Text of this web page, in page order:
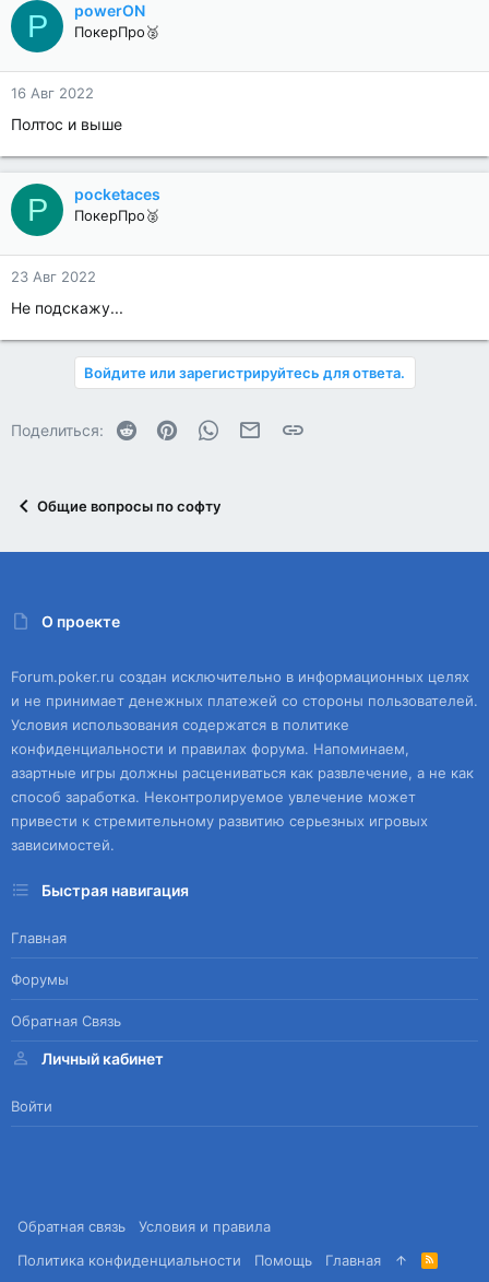
P powerON
ПокерПро🥈
16 Авг 2022
Полтос и выше
P pocketaces
ПокерПро🥈
23 Авг 2022
Не подскажу...
Войдите или зарегистрируйтесь для ответа.
Поделиться: Reddit PinterestWhatsAppЭлектронная почта
Ссылка
Общие вопросы по софту
О проекте
Forum.poker.ru создан исключительно в информационных целях
и не принимает денежных платежей со стороны пользователей.
Условия использования содержатся в политике
конфиденциальности и правилах форума. Напоминаем,
азартные игры должны расцениваться как развлечение, а не как
способ заработка. Неконтролируемое увлечение может
привести к стремительному развитию серьезных игровых
зависимостей.
Быстрая навигация
Главная
Форумы
Обратная Связь
Личный кабинет
Войти
Обратная связь
Условия и правила
Политика конфиденциальности
Помощь Главная
R
S